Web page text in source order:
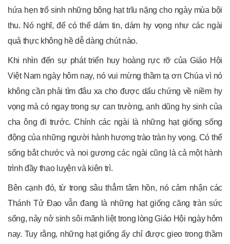
hứa hẹn trổ sinh những bông hạt trĩu nặng cho ngày mùa bội
thu. Nó nghĩ, để có thể dám tin, dám hy vọng như các ngài
quả thực không hề dễ dàng chút nào.
Khi nhìn đến sự phát triển huy hoàng rực rỡ của Giáo Hội
Việt Nam ngày hôm nay, nó vui mừng thầm tạ ơn Chúa vì nó
không cần phải tìm đâu xa cho được dấu chứng về niềm hy
vọng mà có ngay trong sự can trường, anh dũng hy sinh của
cha ông đi trước. Chính các ngài là những hạt giống sống
động của những người hành hương trào tràn hy vọng. Có thể
sống bắt chước và noi gương các ngài cũng là cả một hành
trình đầy thao luyện và kiên trì.
Bên cạnh đó, từ trong sâu thẳm tâm hồn, nó cảm nhận các
Thánh Tử Đạo vẫn đang là những hạt giống căng tràn sức
sống, nảy nở sinh sôi mãnh liệt trong lòng Giáo Hội ngày hôm
nay. Tuy rằng, những hạt giống ấy chỉ được gieo trong thầm